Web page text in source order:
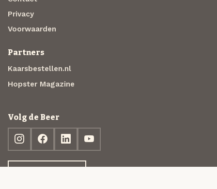
Privacy
Voorwaarden
Partners
Kaarsbestellen.nl
Hopster Magazine
Volg de Beer